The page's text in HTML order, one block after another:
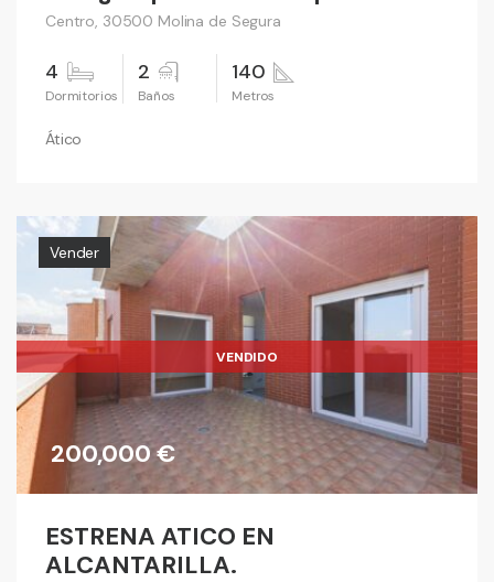
Centro, 30500 Molina de Segura
4 2 140
Ático
Vender
200,000 €
VENDIDO
ESTRENA ATICO EN
ALCANTARILLA.